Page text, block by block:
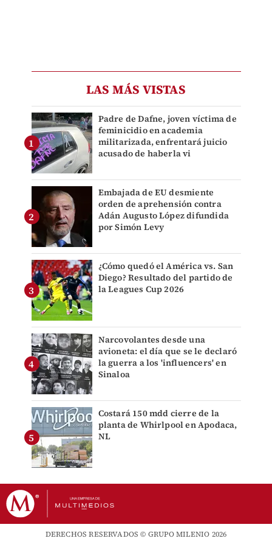
LAS MÁS VISTAS
Padre de Dafne, joven víctima de
feminicidio en academia
militarizada, enfrentará juicio
acusado de haberla vi
Embajada de EU desmiente
orden de aprehensión contra
Adán Augusto López difundida
por Simón Levy
¿Cómo quedó el América vs. San
Diego? Resultado del partido de
la Leagues Cup 2026
Narcovolantes desde una
avioneta: el día que se le declaró
la guerra a los 'influencers' en
Sinaloa
Costará 150 mdd cierre de la
planta de Whirlpool en Apodaca,
NL
DERECHOS RESERVADOS © GRUPO MILENIO 2026